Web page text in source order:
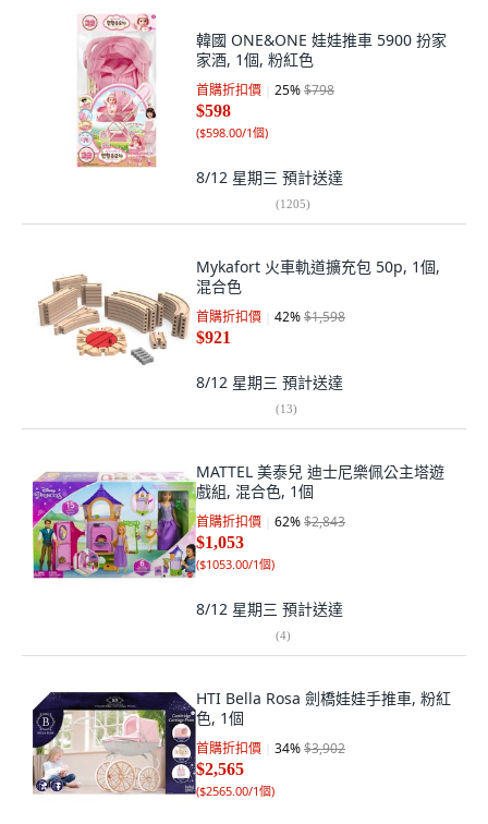
韓國 ONE&ONE 娃娃推車 5900 扮家
家酒, 1個, 粉紅色
首購折扣價 25%$798
$598
($598.00/1個)
8/12 星期三 預計送達
(1205)
Mykafort 火車軌道擴充包 50p, 1個,
混合色
首購折扣價 42%$1,598
$921
8/12 星期三 預計送達
(13)
MATTEL 美泰兒 迪士尼樂佩公主塔遊
戲組, 混合色, 1個
首購折扣價 62%$2,843
$1,053
($1053.00/1個)
8/12 星期三 預計送達
(4)
HTI Bella Rosa 劍橋娃娃手推車, 粉紅
色, 1個
首購折扣價 34%$3,902
$2,565
($2565.00/1個)